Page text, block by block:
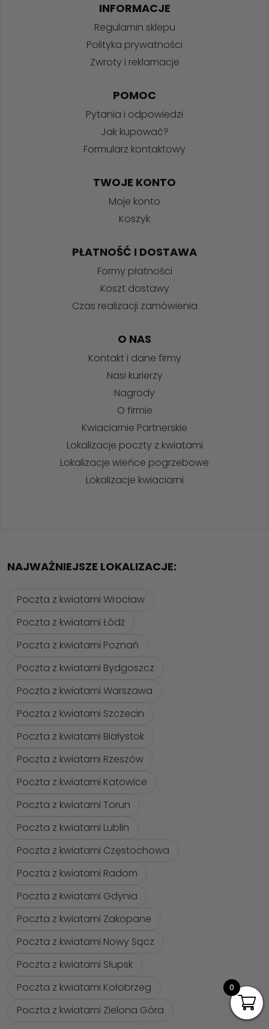
INFORMACJE
Regulamin sklepu
Polityka prywatności
Zwroty i reklamacje
POMOC
Pytania i odpowiedzi
Jak kupować?
Formularz kontaktowy
TWOJE KONTO
Moje konto
Koszyk
PŁATNOŚĆ I DOSTAWA
Formy płatności
Koszt dostawy
Czas realizacji zamówienia
O NAS
Kontakt i dane firmy
Nasi kurierzy
Nagrody
O firmie
Kwiaciarnie Partnerskie
Lokalizacje poczty z kwiatami
Lokalizacje wieńce pogrzebowe
Lokalizacje kwiaciarni
NAJWAŻNIEJSZE LOKALIZACJE:
Poczta z kwiatami Wrocław
Poczta z kwiatami Łódź
Poczta z kwiatami Poznań
Poczta z kwiatami Bydgoszcz
Poczta z kwiatami Warszawa
Poczta z kwiatami Szczecin
Poczta z kwiatami Białystok
Poczta z kwiatami Rzeszów
Poczta z kwiatami Katowice
Poczta z kwiatami Torun
Poczta z kwiatami Lublin
Poczta z kwiatami Częstochowa
Poczta z kwiatami Radom
Poczta z kwiatami Gdynia
Poczta z kwiatami Zakopane
Poczta z kwiatami Nowy Sącz
Poczta z kwiatami Słupsk
Poczta z kwiatami Kołobrzeg
Poczta z kwiatami Zielona Góra
0